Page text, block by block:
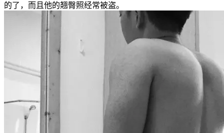
的了，而且他的翘臀照经常被盗。